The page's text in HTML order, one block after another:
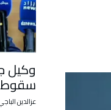
وكيل
سقوط
عزالدين